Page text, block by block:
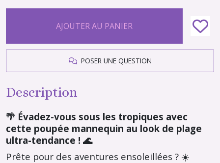
AJOUTER AU PANIER
POSER UNE QUESTION
Description
🌴 Évadez-vous sous les tropiques avec
cette poupée mannequin au look de plage
ultra-tendance ! 🌊
Prête pour des aventures ensoleillées ? ☀️